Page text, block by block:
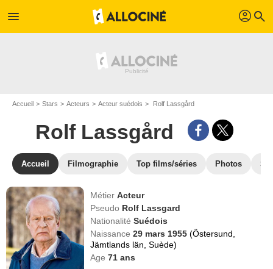
menu profil search
Accueil Stars Acteurs Acteur suédois Rolf Lassgård
Rolf Lassgård
Accueil Filmographie Top films/séries Photos
MétierActeur
Pseudo Rolf Lassgard
NationalitéSuédois
Naissance29 mars 1955(Östersund,
Jämtlands län, Suède)
Age71 ans